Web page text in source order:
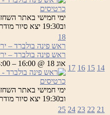
כרטיסים
וב19:30 יצא סיור מודרך באתר השחזור …
14
15
16
17
18
ראש פינה בולברד –
ראש פינה בולברד –
אוג 18 @ 16:00 – 23:00
כרטיסים
וב19:30 יצא סיור מודרך באתר השחזור …
21
22
23
24
25